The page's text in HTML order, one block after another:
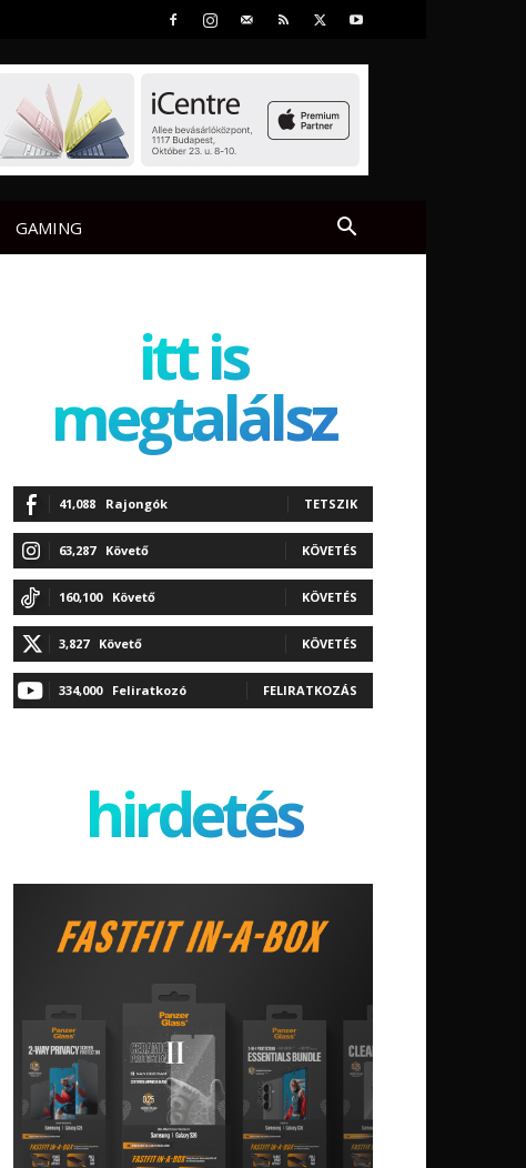
GAMING
itt is
megtalálsz
41,088 Rajongók TETSZIK
63,287 Követő KÖVETÉS
160,100 Követő KÖVETÉS
3,827 Követő KÖVETÉS
334,000 Feliratkozó FELIRATKOZÁS
hirdetés